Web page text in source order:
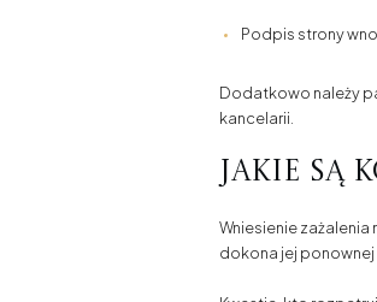
Podpis strony
Dodatkowo należy
kancelarii.
Jakie są
Wniesienie
dokona jej ponownej